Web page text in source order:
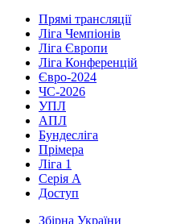
Прямі трансляції
Ліга Чемпіонів
Ліга Європи
Ліга Конференцій
Євро-2024
ЧС-2026
УПЛ
АПЛ
Бундесліга
Прімера
Ліга 1
Серія А
Доступ
Збірна України